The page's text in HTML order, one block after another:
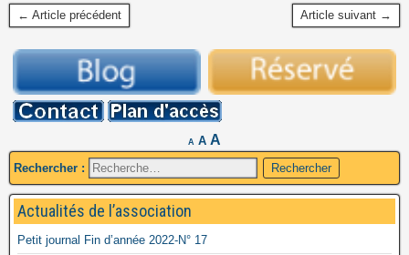
← Article précédent Article suivant →
A A A
Rechercher :
Actualités de l’association
Petit journal Fin d’année 2022-N° 17